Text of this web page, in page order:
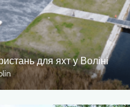
для яхт у Воліні